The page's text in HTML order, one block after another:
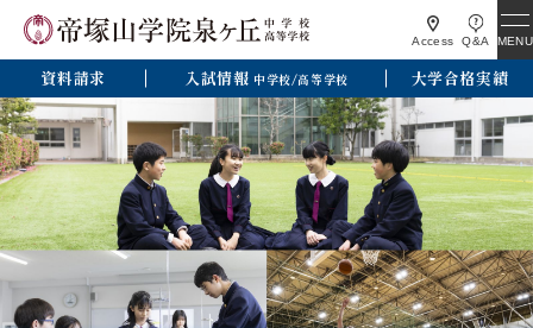
Access Q&A MENU
資料請求 入試情報 中学校/高等学校 大学合格実績